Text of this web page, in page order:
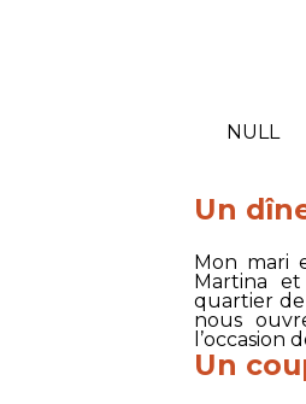
NULL
Un
Mon mari
Martina
quartier de
nous
l’occasion
Un